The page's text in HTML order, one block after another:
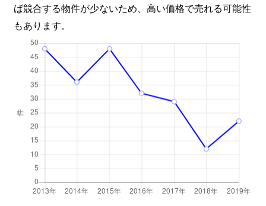
ば競合する物件が少ないため、高い価格で売れる可能性
もあります。